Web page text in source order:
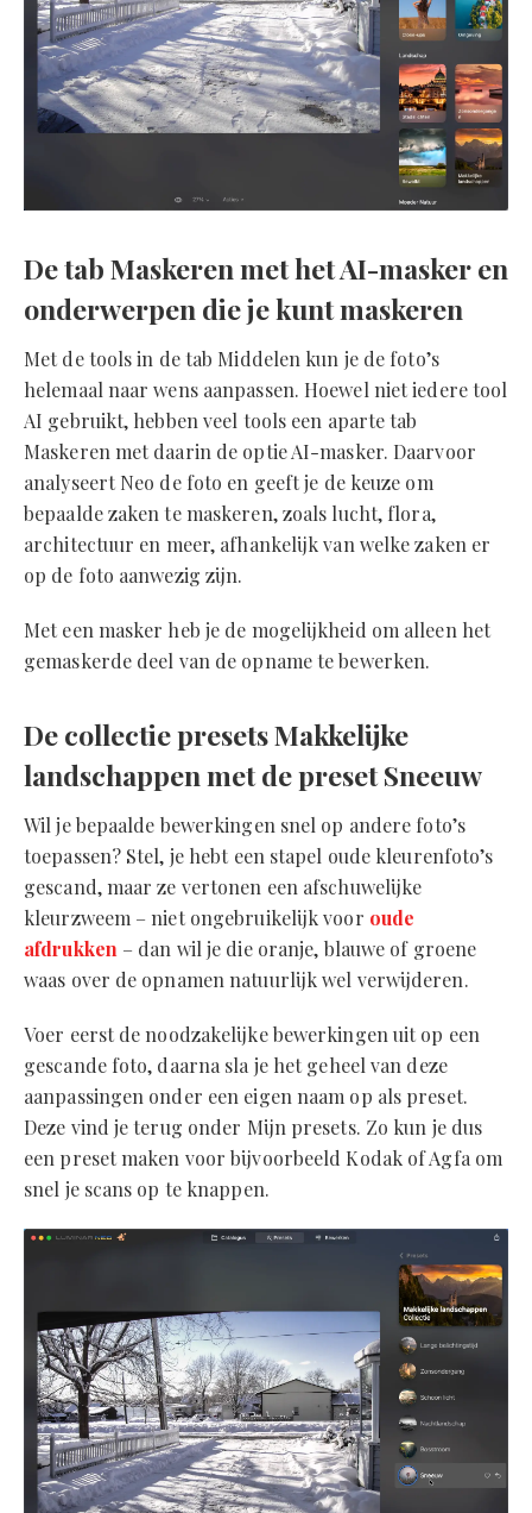
De tab Maskeren met het AI-masker en
onderwerpen die je kunt maskeren
Met de tools in de tab Middelen kun je de foto’s
helemaal naar wens aanpassen. Hoewel niet iedere tool
AI gebruikt, hebben veel tools een aparte tab
Maskeren met daarin de optie AI-masker. Daarvoor
analyseert Neo de foto en geeft je de keuze om
bepaalde zaken te maskeren, zoals lucht, flora,
architectuur en meer, afhankelijk van welke zaken er
op de foto aanwezig zijn.
Met een masker heb je de mogelijkheid om alleen het
gemaskerde deel van de opname te bewerken.
De collectie presets Makkelijke
landschappen met de preset Sneeuw
Wil je bepaalde bewerkingen snel op andere foto’s
toepassen? Stel, je hebt een stapel oude kleurenfoto’s
gescand, maar ze vertonen een afschuwelijke
kleurzweem – niet ongebruikelijk voor oude
afdrukken– dan wil je die oranje, blauwe of groene
waas over de opnamen natuurlijk wel verwijderen.
Voer eerst de noodzakelijke bewerkingen uit op een
gescande foto, daarna sla je het geheel van deze
aanpassingen onder een eigen naam op als preset.
Deze vind je terug onder Mijn presets. Zo kun je dus
een preset maken voor bijvoorbeeld Kodak of Agfa om
snel je scans op te knappen.